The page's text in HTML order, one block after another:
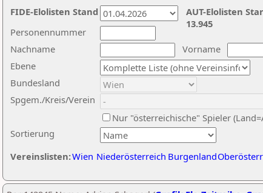
Nachname
Vorname
Ebene
Sortierung
Personennummer
Bundesland
Spgem./Kreis/Verein
Nur "österreichische" Spieler
Vereinslisten:Wien Niederösterreich Burgenland
AUT-Elolisten
13.945
FIDE-Elolisten Stand